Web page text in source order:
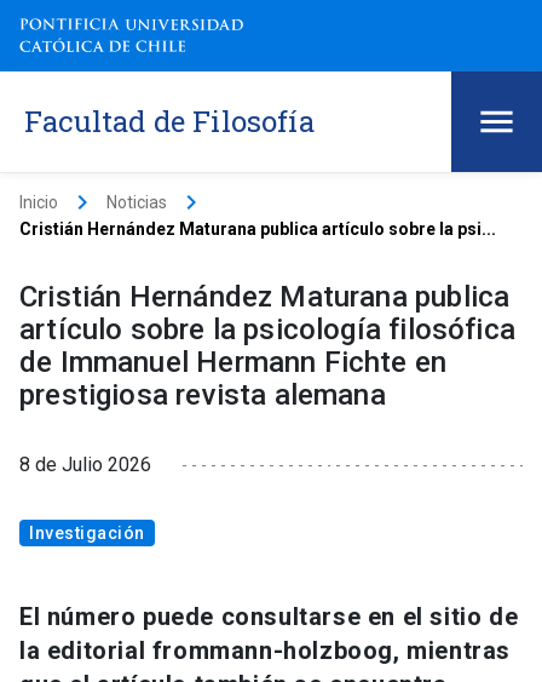
Facultad de Filosofía
Inicio keyboard_arrow_right Noticias keyboard_arrow_right
Cristián Hernández Maturana publica artículo sobre la psi...
Cristián Hernández Maturana publica
artículo sobre la psicología filosófica
de Immanuel Hermann Fichte en
prestigiosa revista alemana
8 de Julio 2026
Investigación
El número puede consultarse en el sitio de
la editorial frommann-holzboog, mientras